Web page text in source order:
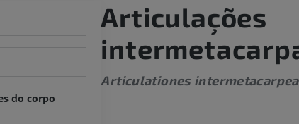
do corpo
Articulações
Articulationes